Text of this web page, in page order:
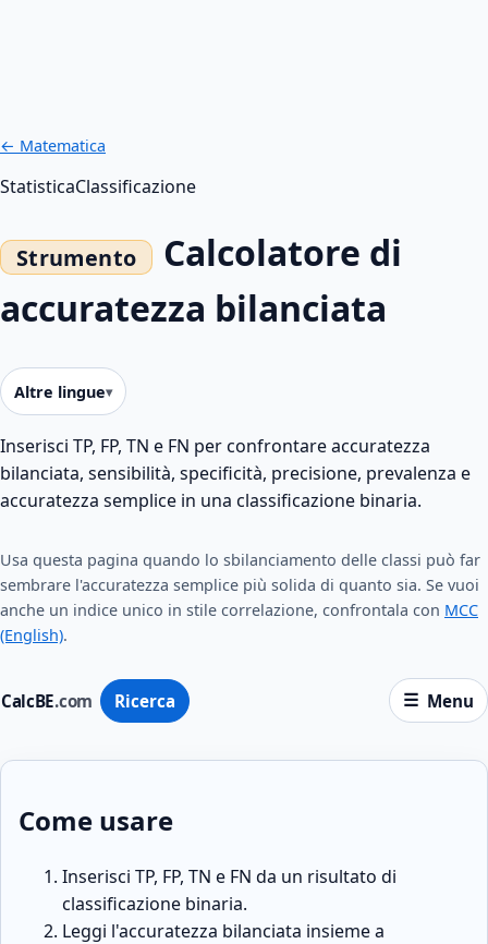
CalcBE.com Ricerca Menu
← Matematica
StatisticaClassificazione
Calcolatore di
accuratezza bilanciata
Altre lingue
Inserisci TP, FP, TN e FN per confrontare accuratezza
bilanciata, sensibilità, specificità, precisione, prevalenza e
accuratezza semplice in una classificazione binaria.
Usa questa pagina quando lo sbilanciamento delle classi può far
sembrare l'accuratezza semplice più solida di quanto sia. Se vuoi
anche un indice unico in stile correlazione, confrontala con MCC
(English).
Come usare
Inserisci TP, FP, TN e FN da un risultato di
classificazione binaria.
Leggi l'accuratezza bilanciata insieme a